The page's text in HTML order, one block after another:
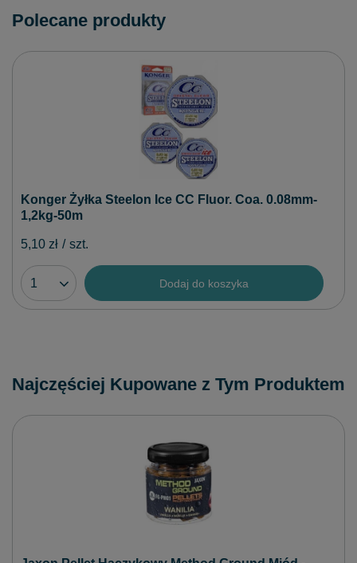
Polecane produkty
Konger Żyłka Steelon Ice CC Fluor. Coa. 0.08mm-
1,2kg-50m
5,10 zł / szt.
Dodaj do koszyka
Najczęściej Kupowane z Tym Produktem